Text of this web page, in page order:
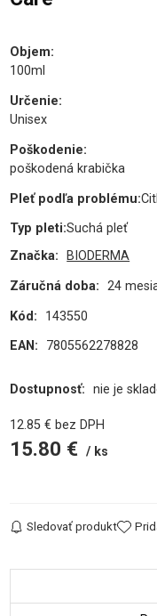
Objem:
100ml
Určenie:
Unisex
Poškodenie:
poškodená krabička
Pleť podľa problému:
Typ pleti:Suchá pleť
Značka:
BIODERMA
Záručná doba: 24
Kód:
143550
EAN:
7805562278828
Dostupnosť: nie je
12.85 € bez DPH
15.80 € ks
Sledovať produkt